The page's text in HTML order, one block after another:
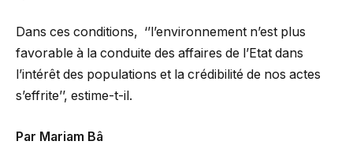
Dans ces conditions, ‘’l’environnement n’est plus
favorable à la conduite des affaires de l’Etat dans
l’intérêt des populations et la crédibilité de nos actes
s’effrite’’, estime-t-il.
Par Mariam Bâ